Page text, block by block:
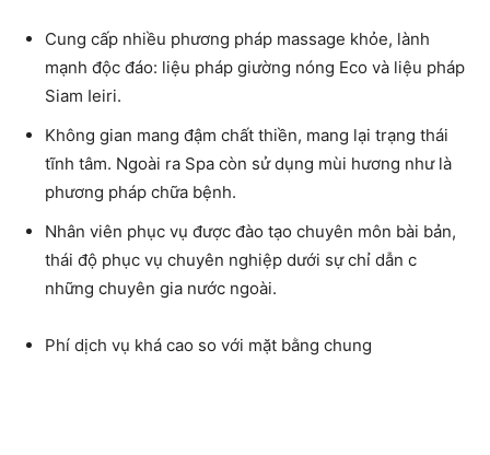
Cung cấp nhiều phương pháp massage khỏe, lành
mạnh độc đáo: liệu pháp giường nóng Eco và liệu pháp
Siam Ieiri.
Không gian mang đậm chất thiền, mang lại trạng thái
tĩnh tâm. Ngoài ra Spa còn sử dụng mùi hương như là
phương pháp chữa bệnh.
Nhân viên phục vụ được đào tạo chuyên môn bài bản,
thái độ phục vụ chuyên nghiệp dưới sự chỉ dẫn c
những chuyên gia nước ngoài.
Phí dịch vụ khá cao so với mặt bằng chung